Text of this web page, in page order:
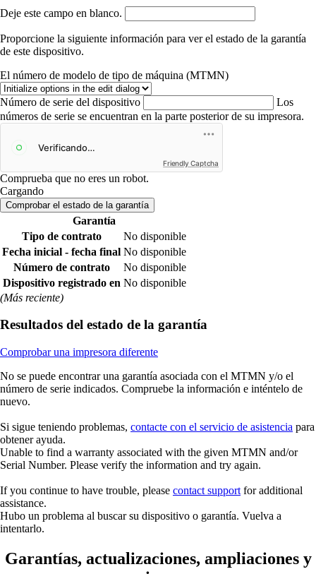
Deje este campo en blanco.
Proporcione la siguiente información para ver el estado de la garantía
de este dispositivo.
El número de modelo de tipo de máquina (MTMN)
Número de serie del dispositivo
Los
números de serie se encuentran en la parte posterior de su impresora.
Friendly Captcha
Comprueba que no eres un robot.
Cargando
Comprobar el estado de la garantía
Garantía
Tipo de contrato
No disponible
Fecha inicial - fecha final No disponible
Número de contrato
No disponible
Dispositivo registrado en No disponible
(Más reciente)
Resultados del estado de la garantía
Comprobar una impresora diferente
No se puede encontrar una garantía asociada con el MTMN y/o el
número de serie indicados. Compruebe la información e inténtelo de
nuevo.
Si sigue teniendo problemas, contacte con el servicio de asistencia para
obtener ayuda.
Unable to find a warranty associated with the given MTMN and/or
Serial Number. Please verify the information and try again.
If you continue to have trouble, please contact support for additional
assistance.
Hubo un problema al buscar su dispositivo o garantía. Vuelva a
intentarlo.
Garantías, actualizaciones, ampliaciones y